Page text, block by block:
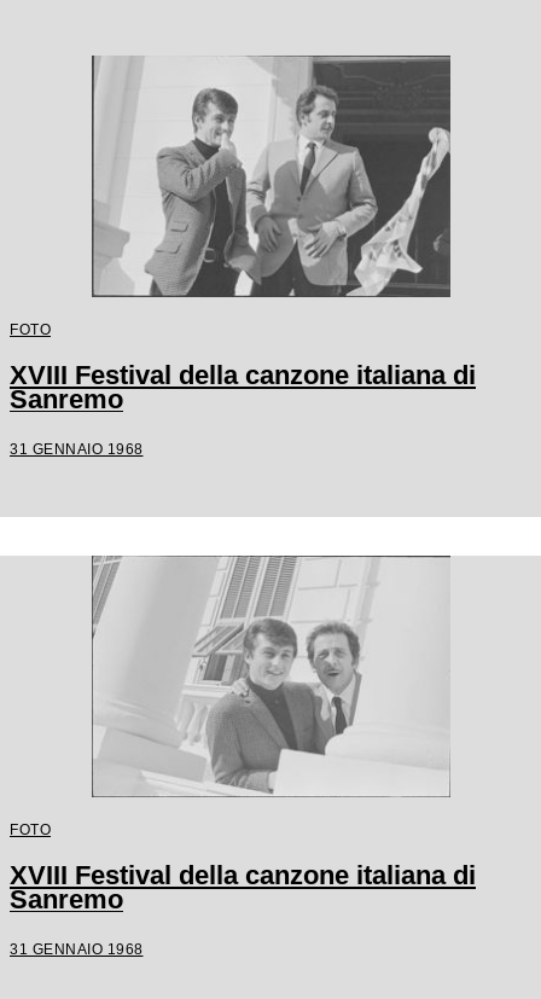
FOTO
XVIII Festival della canzone italiana di
Sanremo
31 GENNAIO 1968
FOTO
XVIII Festival della canzone italiana di
Sanremo
31 GENNAIO 1968